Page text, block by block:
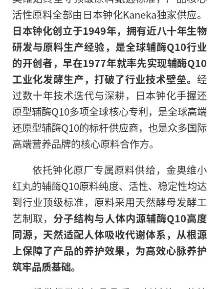
活性原料全部由日本钟化Kaneka独家供应。
日本钟化创立于1949年，拥有近八十年生物
研发与原料生产经验，是全球辅酶Q10行业
的开创者，早在1977年就率先实现辅酶Q10
工业化发酵生产，打破了行业技术壁垒。 经
过数十年技术迭代与深耕，日本钟化手握还
原型辅酶Q10多项全球核心专利，是全球高端
还原型辅酶Q10的标杆供应商，也是众多国际
高端营养品牌的核心原料合作方。
依托钟化原厂专属原料供给，金奥维小
红丸的辅酶Q10原料纯度、活性、稳定性均达
到行业顶级标准，原料采用天然酵母发酵工
艺制取， 分子结构与人体内源辅酶Q10高度
同源，天然适配人体吸收代谢体系，从根源
上保障了产品的养护效果，为高效心脉养护
筑牢品质基础。